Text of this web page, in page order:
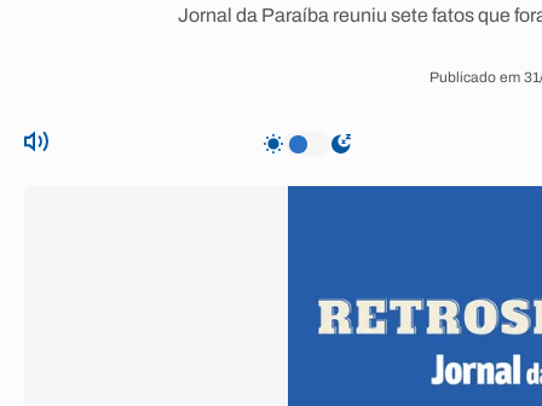
Jornal da Paraíba reuniu sete fatos que
Publicado em